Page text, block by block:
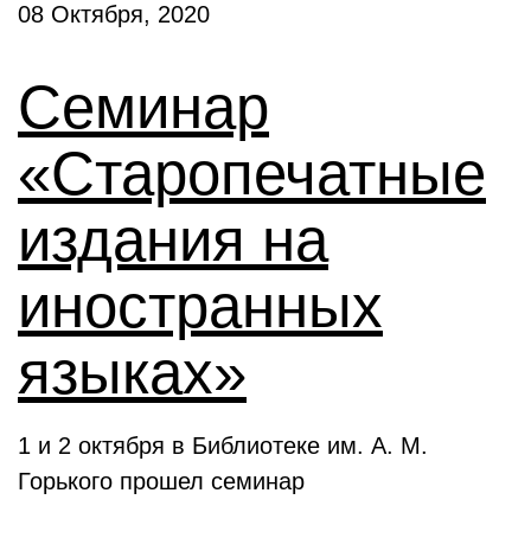
08 Октября, 2020
Семинар
«Старопечатные
издания на
иностранных
языках»
1 и 2 октября в Библиотеке им. А. М.
Горького прошел семинар